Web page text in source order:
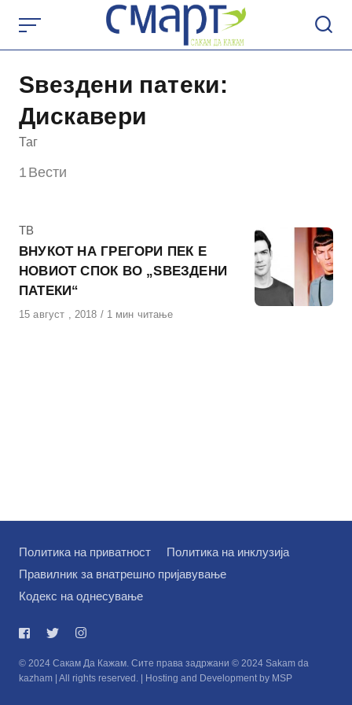
content
Ѕвездени патеки:
Дискавери
Таг
1 Вести
КАтегорија
ТВ
ВНУКОТ НА ГРЕГОРИ ПЕК Е
НОВИОТ СПОК ВО „ЅВЕЗДЕНИ
ПАТЕКИ“
Објавено
15 август , 2018 1 мин читање
Политика на приватност
Политика на инклузија
Правилник за внатрешно пријавување
Кодекс на однесување
© 2024 Сакам Да Кажам. Сите права задржани © 2024 Sakam da
kazham | All rights reserved. | Hosting and Development by MSP